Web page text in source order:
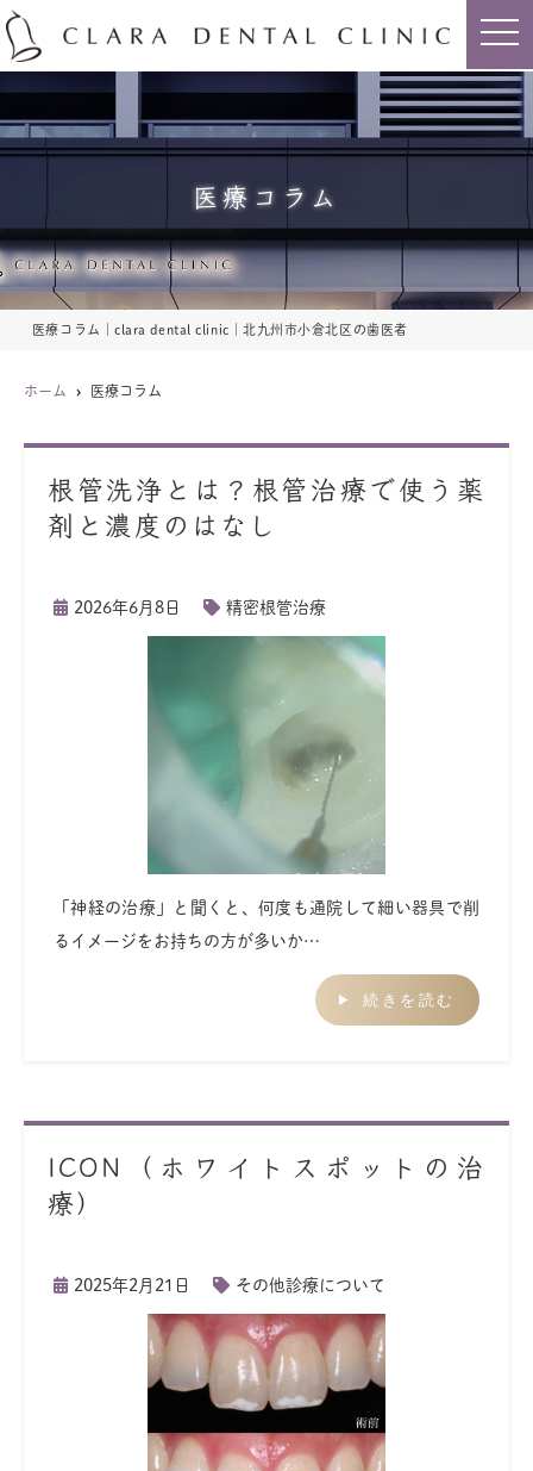
医療コラム
医療コラム｜clara dental clinic｜北九州市小倉北区の歯医者
t
o
g
l
e
n
a
a
t
i
n
ホーム 医療コラム
根管洗浄とは？根管治療で使う薬
剤と濃度のはなし
2026年6月8日 精密根管治療
「神経の治療」と聞くと、何度も通院して細い器具で削
るイメージをお持ちの方が多いか…
続きを読む
ICON（ホワイトスポットの治
療）
2025年2月21日 その他診療について